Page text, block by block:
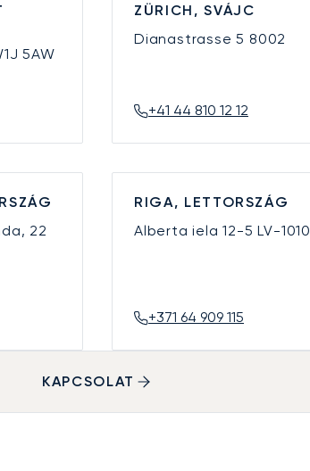
5AW
ZÜRICH, SVÁJC
Dianastrasse 5 8002
+41 44 810 12 12
22
RIGA, LETTORSZÁG
Alberta iela 12-5LV-1010
+371 64 909 115
KAPCSOLAT